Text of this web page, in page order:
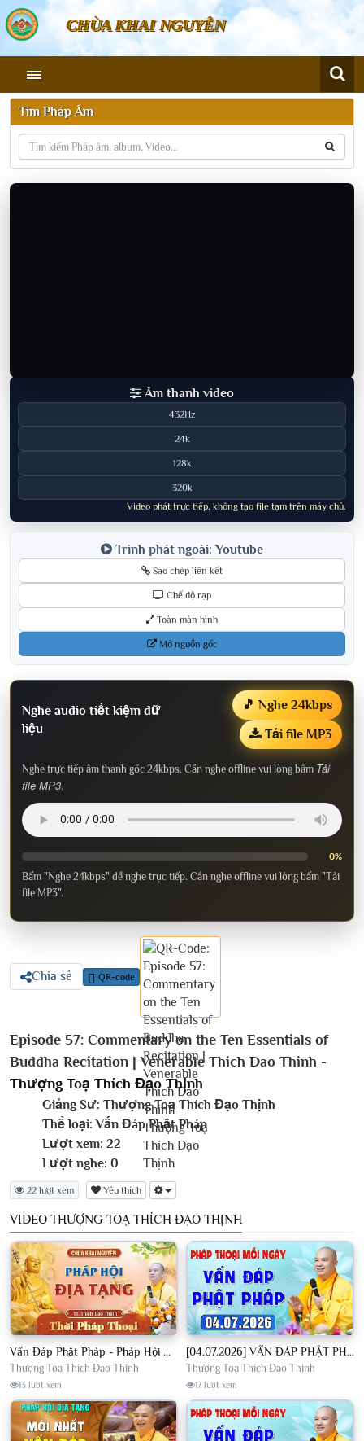
CHÙA KHAI NGUYÊN
Tìm Pháp Âm
Âm thanh video
432Hz
24k
128k
320k
Video phát trực tiếp, không tạo file tạm trên máy chủ.
Trình phát ngoài: Youtube
Sao chép liên kết
Chế độ rạp
Toàn màn hình
Mở nguồn gốc
Nghe audio tiết kiệm dữ
liệu
🎵 Nghe 24kbps
Tải file MP3
Nghe trực tiếp âm thanh gốc 24kbps. Cần nghe offline vui lòng bấm Tải
file MP3.
0%
Bấm "Nghe 24kbps" để nghe trực tiếp. Cần nghe offline vui lòng bấm "Tải
file MP3".
Chia sẻ QR-code
Episode 57: Commentary on the Ten Essentials of
Buddha Recitation | Venerable Thich Dao Thinh -
Thượng Toạ Thích Đạo Thịnh
Giảng Sư: Thượng Toạ Thích Đạo Thịnh
Thể loại: Vấn Đáp Phật Pháp
Lượt xem: 22
Lượt nghe: 0
22 lượt xem Yêu thích
VIDEO THƯỢNG TOẠ THÍCH ĐẠO THỊNH
Vấn Đáp Phật Pháp - Pháp Hội Địa Tạng Ngày 01/08/2026│TT. Thích Đạo Thịnh
Thượng Toạ Thích Đạo Thịnh
13 lượt xem
[04.07.2026] VẤN ĐÁP PHẬT PHÁP - Nghe Thầy giảng Pháp mỗi ngày CÔNG ĐỨC VÔ LƯỢNG│TT. Thích Đạo Thịnh
Thượng Toạ Thích Đạo Thịnh
17 lượt xem